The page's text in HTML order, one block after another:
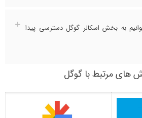
به بخش اسکالر گوگل دسترسی پیدا
های مرتبط با گوگل